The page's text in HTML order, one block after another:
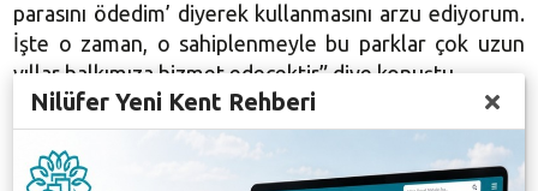
parasını ödedim’ diyerek kullanmasını arzu ediyorum.
İşte o zaman, o sahiplenmeyle bu parklar çok uzun
yıllar halkımıza hizmet edecektir” diye konuştu.
Gör-Koop Yönetim Kurulu Başkanı Dr. Ali Uçar da
Nilüfer Yeni Kent Rehberi